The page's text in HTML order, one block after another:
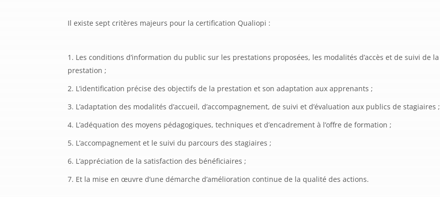
Il existe sept critères majeurs pour la certification Qualiopi :
Les conditions d’information du public sur les prestations proposées, les modalités d’accès et de suivi de la
prestation ;
L’identification précise des objectifs de la prestation et son adaptation aux apprenants ;
L’adaptation des modalités d’accueil, d’accompagnement, de suivi et d’évaluation aux publics de stagiaires ;
L’adéquation des moyens pédagogiques, techniques et d’encadrement à l’offre de formation ;
L’accompagnement et le suivi du parcours des stagiaires ;
L’appréciation de la satisfaction des bénéficiaires ;
Et la mise en œuvre d’une démarche d’amélioration continue de la qualité des actions.